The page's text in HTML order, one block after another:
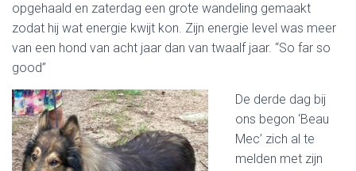
opgehaald en zaterdag een grote wandeling gemaakt
zodat hij wat energie kwijt kon. Zijn energie level was meer
van een hond van acht jaar dan van twaalf jaar. “So far so
good”
De derde dag bij
ons begon ‘Beau
Mec’ zich al te
melden met zijn